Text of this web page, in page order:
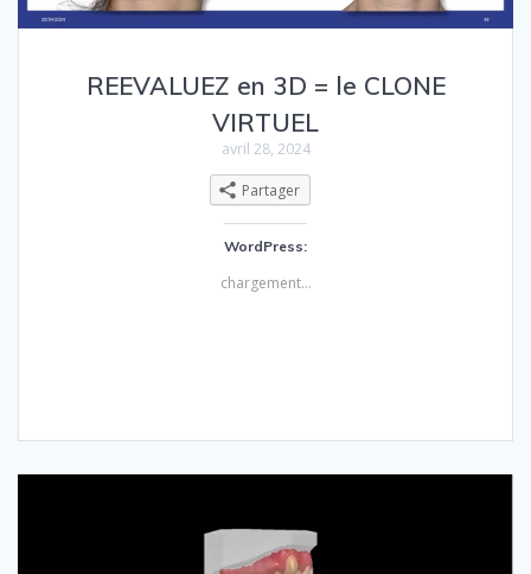
REEVALUEZ en 3D = le CLONE
VIRTUEL
avril 28, 2024
Partager
WordPress:
chargement…